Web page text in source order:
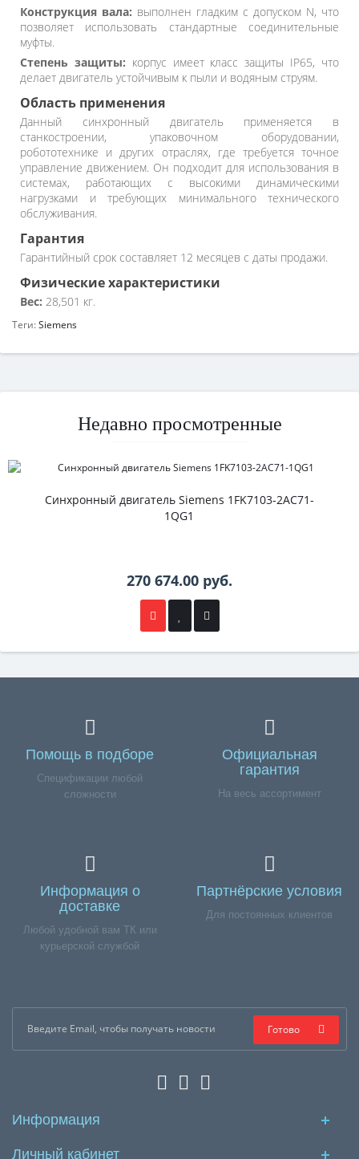
Конструкция вала: выполнен гладким с допуском N, что
позволяет использовать стандартные соединительные
муфты.
Степень защиты: корпус имеет класс защиты IP65, что
делает двигатель устойчивым к пыли и водяным струям.
Область применения
Данный синхронный двигатель применяется в
станкостроении, упаковочном оборудовании,
робототехнике и других отраслях, где требуется точное
управление движением. Он подходит для использования в
системах, работающих с высокими динамическими
нагрузками и требующих минимального технического
обслуживания.
Гарантия
Гарантийный срок составляет 12 месяцев с даты продажи.
Физические характеристики
Вес: 28,501 кг.
Теги:Siemens
Недавно просмотренные
Синхронный двигатель Siemens 1FK7103-2AC71-
1QG1
270 674.00 руб.
Помощь в подборе
Спецификации любой
сложности
Официальная
гарантия
На весь ассортимент
Информация о
доставке
Любой удобной вам ТК или
курьерской службой
Партнёрские условия
Для постоянных клиентов
Готово
Информация
Личный кабинет